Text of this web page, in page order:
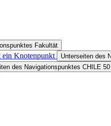
Fakultät
ein Knotenpunkt Unterseiten des
des Navigationspunktes CHILE 50